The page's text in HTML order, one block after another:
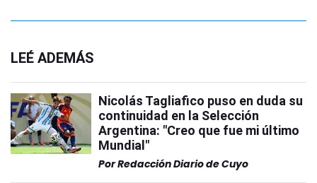
LEÉ ADEMÁS
Nicolás Tagliafico puso en duda su
continuidad en la Selección
Argentina: "Creo que fue mi último
Mundial"
PorRedacción Diario de Cuyo